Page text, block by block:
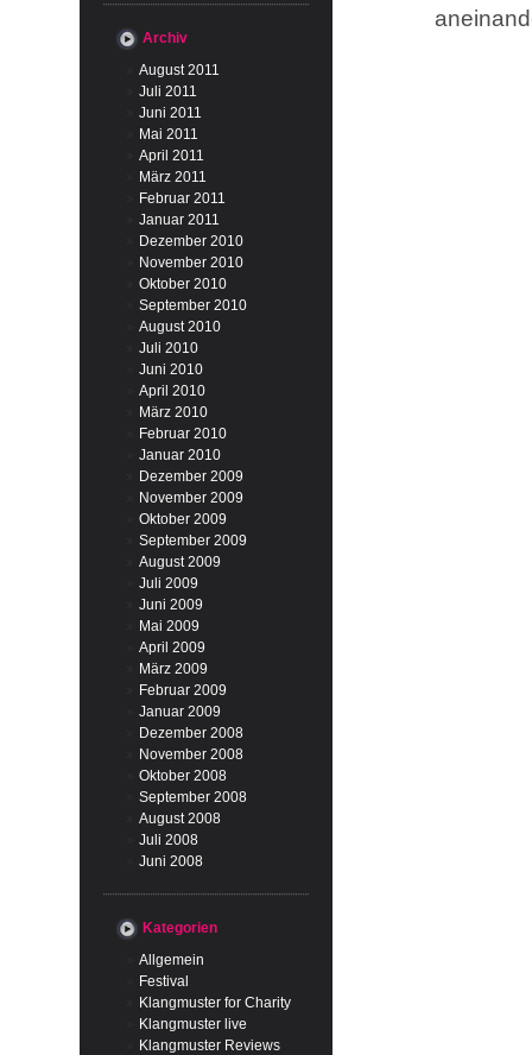
Archiv
August 2011
Juli 2011
Juni 2011
Mai 2011
April 2011
März 2011
Februar 2011
Januar 2011
Dezember 2010
November 2010
Oktober 2010
September 2010
August 2010
Juli 2010
Juni 2010
April 2010
März 2010
Februar 2010
Januar 2010
Dezember 2009
November 2009
Oktober 2009
September 2009
August 2009
Juli 2009
Juni 2009
Mai 2009
April 2009
März 2009
Februar 2009
Januar 2009
Dezember 2008
November 2008
Oktober 2008
September 2008
August 2008
Juli 2008
Juni 2008
Kategorien
Allgemein
Festival
Klangmuster for Charity
Klangmuster live
Klangmuster Reviews